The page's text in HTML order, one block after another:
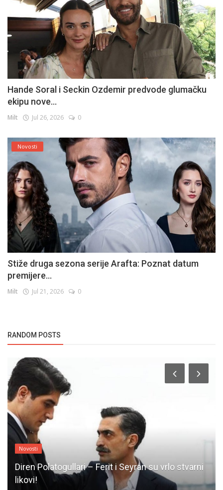
Hande Soral i Seckin Ozdemir predvode glumačku
ekipu nove...
Milt Jul 26, 2026 0
Novosti
Stiže druga sezona serije Arafta: Poznat datum
premijere...
Milt Jul 21, 2026 0
RANDOM POSTS
Novosti
Diren Polatogullari – Ferit i Seyran su vrlo stvarni
likovi!